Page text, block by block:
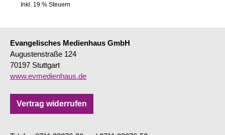
Inkl. 19 % Steuern
Evangelisches Medienhaus GmbH
Augustenstraße 124
70197 Stuttgart
www.evmedienhaus.de
Vertrag widerrufen